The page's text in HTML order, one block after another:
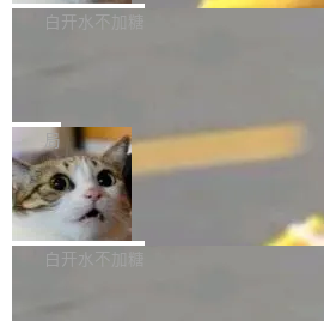
hwlib 硬件 API 库的一部分，命令行工
改进方向的研究。她是 Thinking
一在人才争夺战中失血的公司。六月，
连失两员大将：Noam Shazeer 去了
新日志列出的 9.0 版本主要更新内容如下
er HE-AAC 960 解码 (DAB+)
filter 添加 AMF Frame Rate Converter
_amf) filter SMPTE 2094-50 元数据支
通 ProRes RAW VideoToolbox 硬件加
V ...
白开水不加糖
Code 在 X 上发帖：「DeepSeek Flash
tokens on August 1st. 5T of free usage
on OpenCode Go.」79.8 万次浏览，连
DeepSeek一天消耗了8万亿# 上了微
注意这是 OpenCode 一家的消耗。
局
NetBSD 11.0 正式发布
NetBSD 11.0 现已正式发布，这是
作系统的第十八个主要版本。 自
白开水不加糖